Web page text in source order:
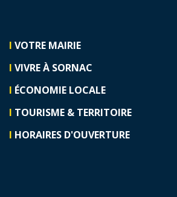
I VOTRE MAIRIE
I VIVRE À SORNAC
I ÉCONOMIE LOCALE
I TOURISME & TERRITOIRE
I HORAIRES D'OUVERTURE